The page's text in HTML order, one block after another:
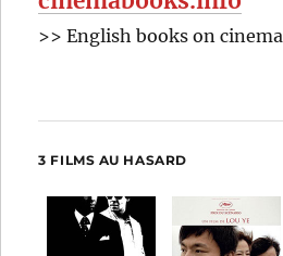
>> English books on cinema
3 FILMS AU HASARD